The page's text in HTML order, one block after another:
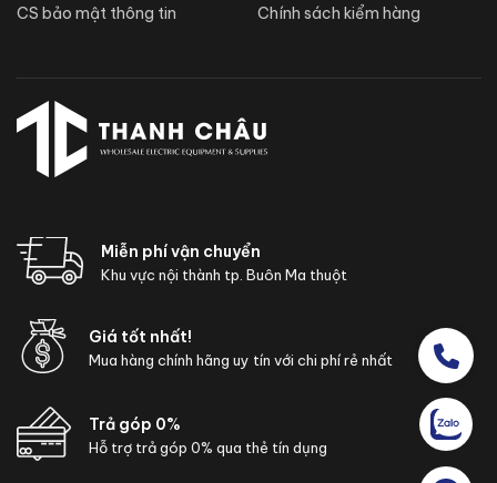
CS bảo mật thông tin
Chính sách kiểm hàng
Miễn phí vận chuyển
Khu vực nội thành tp. Buôn Ma thuột
Giá tốt nhất!
Mua hàng chính hãng uy tín với chi phí rẻ nhất
Trả góp 0%
Hỗ trợ trả góp 0% qua thẻ tín dụng